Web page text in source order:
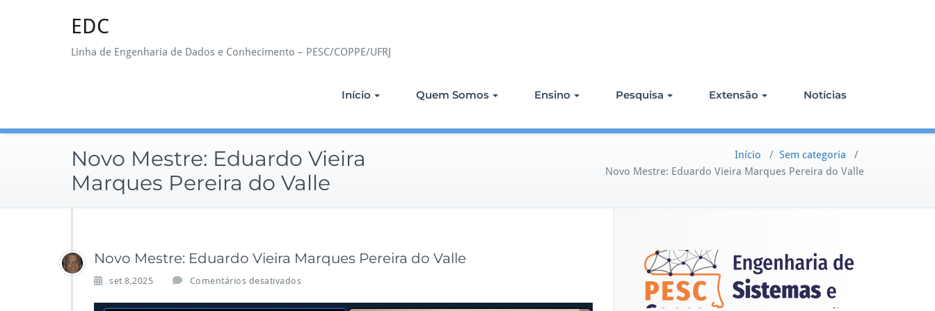
EDC
Linha de Engenharia de Dados e Conhecimento – PESC/COPPE/UFRJ
Início Quem Somos Ensino Pesquisa Extensão Notícias
Novo Mestre: Eduardo Vieira
Marques Pereira do Valle
Início / Sem categoria /
Novo Mestre: Eduardo Vieira Marques Pereira do Valle
Novo Mestre: Eduardo Vieira Marques Pereira do Valle
set 8,2025 Comentários desativados
N